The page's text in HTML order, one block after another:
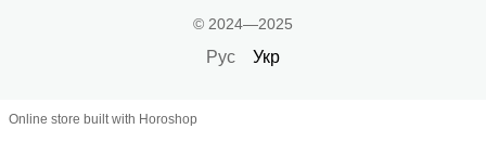
© 2024—2025
Рус Укр
Online store built with Horoshop